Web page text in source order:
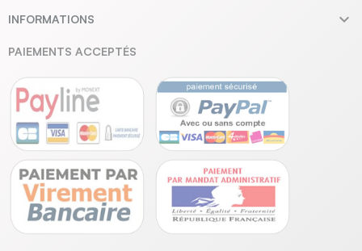
INFORMATIONS 
PAIEMENTS ACCEPTÉS